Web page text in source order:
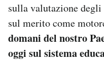
sulla valutazione
sul merito come
domani del nostro
oggi sul sistema